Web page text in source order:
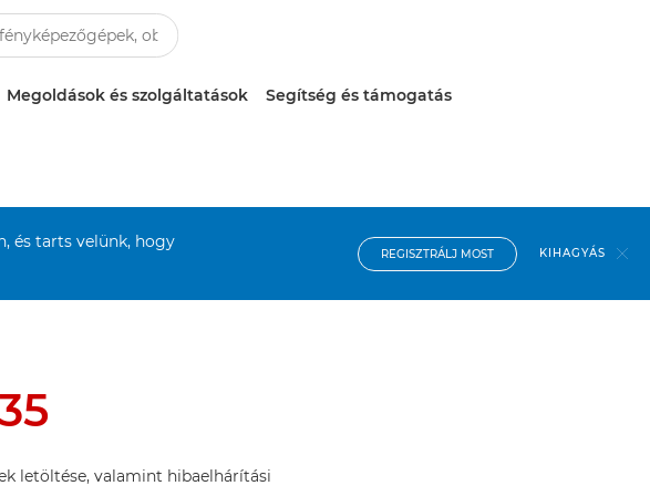
Megoldások és szolgáltatások Segítség és támogatás
és tarts velünk, hogy
REGISZTRÁLJ MOST KIHAGYÁS
letöltése, valamint hibaelhárítási